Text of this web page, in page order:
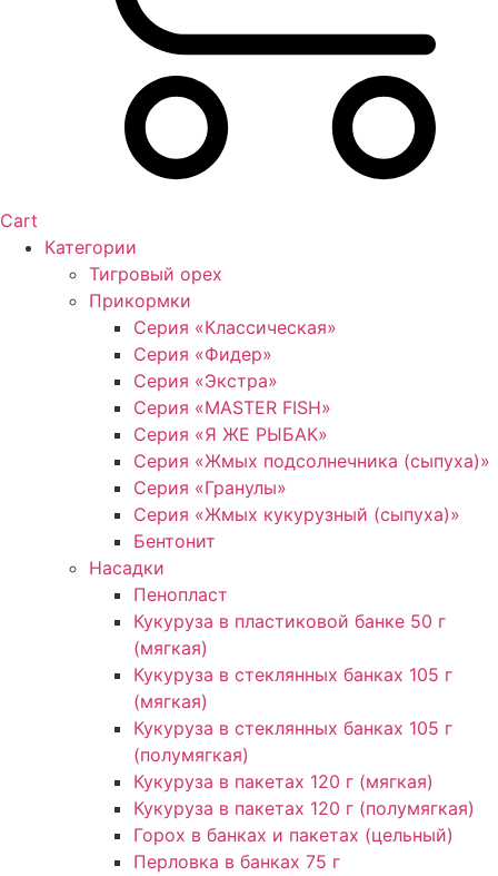
Cart
Категории
Тигровый орех
Прикормки
Серия «Классическая»
Серия «Фидер»
Серия «Экстра»
Серия «MASTER FISH»
Серия «Я ЖЕ РЫБАК»
Серия «Жмых подсолнечника (сыпуха)»
Cерия «Гранулы»
Серия «Жмых кукурузный (сыпуха)»
Бентонит
Насадки
Пенопласт
Кукуруза в пластиковой банке 50 г
(мягкая)
Кукуруза в стеклянных банках 105 г
(мягкая)
Кукуруза в стеклянных банках 105 г
(полумягкая)
Кукуруза в пакетах 120 г (мягкая)
Кукуруза в пакетах 120 г (полумягкая)
Горох в банках и пакетах (цельный)
Перловка в банках 75 г